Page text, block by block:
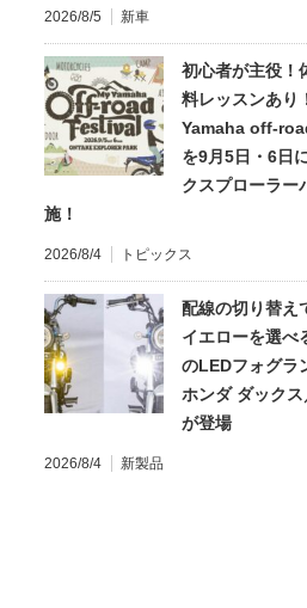
2026/8/5 新車
初心者が主役！
料レッスンあり
Yamaha off-
を9月5日・6日
クスプローラー
施！
2026/8/4 トピックス
配線の切り替え
イエローを選べ
のLEDフォグラ
ホンダ ダックス
が登場
2026/8/4 新製品